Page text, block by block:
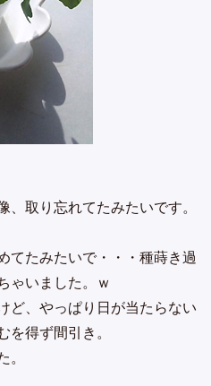
、取り忘れてたみたいです。
てたみたいで・・・種蒔き過
ゃいました。ｗ
ど、やっぱり日が当たらない
を得ず間引き。
。